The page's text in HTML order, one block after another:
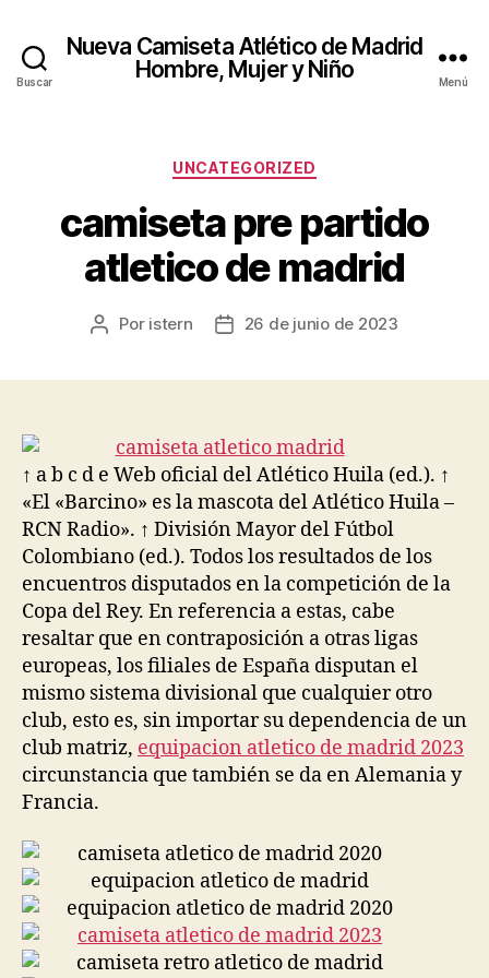
Buscar
Nueva Camiseta Atlético de Madrid
Hombre, Mujer y Niño
Menú
Categorías
UNCATEGORIZED
camiseta pre partido
atletico de madrid
Autor
Por istern
Fecha26 de junio de 2023
↑ a b c d e Web oficial del Atlético Huila (ed.). ↑
«El «Barcino» es la mascota del Atlético Huila –
RCN Radio». ↑ División Mayor del Fútbol
Colombiano (ed.). Todos los resultados de los
encuentros disputados en la competición de la
Copa del Rey. En referencia a estas, cabe
resaltar que en contraposición a otras ligas
europeas, los filiales de España disputan el
mismo sistema divisional que cualquier otro
club, esto es, sin importar su dependencia de un
club matriz, equipacion atletico de madrid 2023
circunstancia que también se da en Alemania y
Francia.